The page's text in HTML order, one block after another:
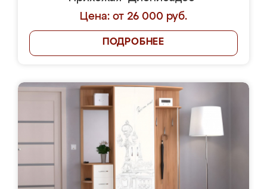
Цена: от 26 000 руб.
ПОДРОБНЕЕ